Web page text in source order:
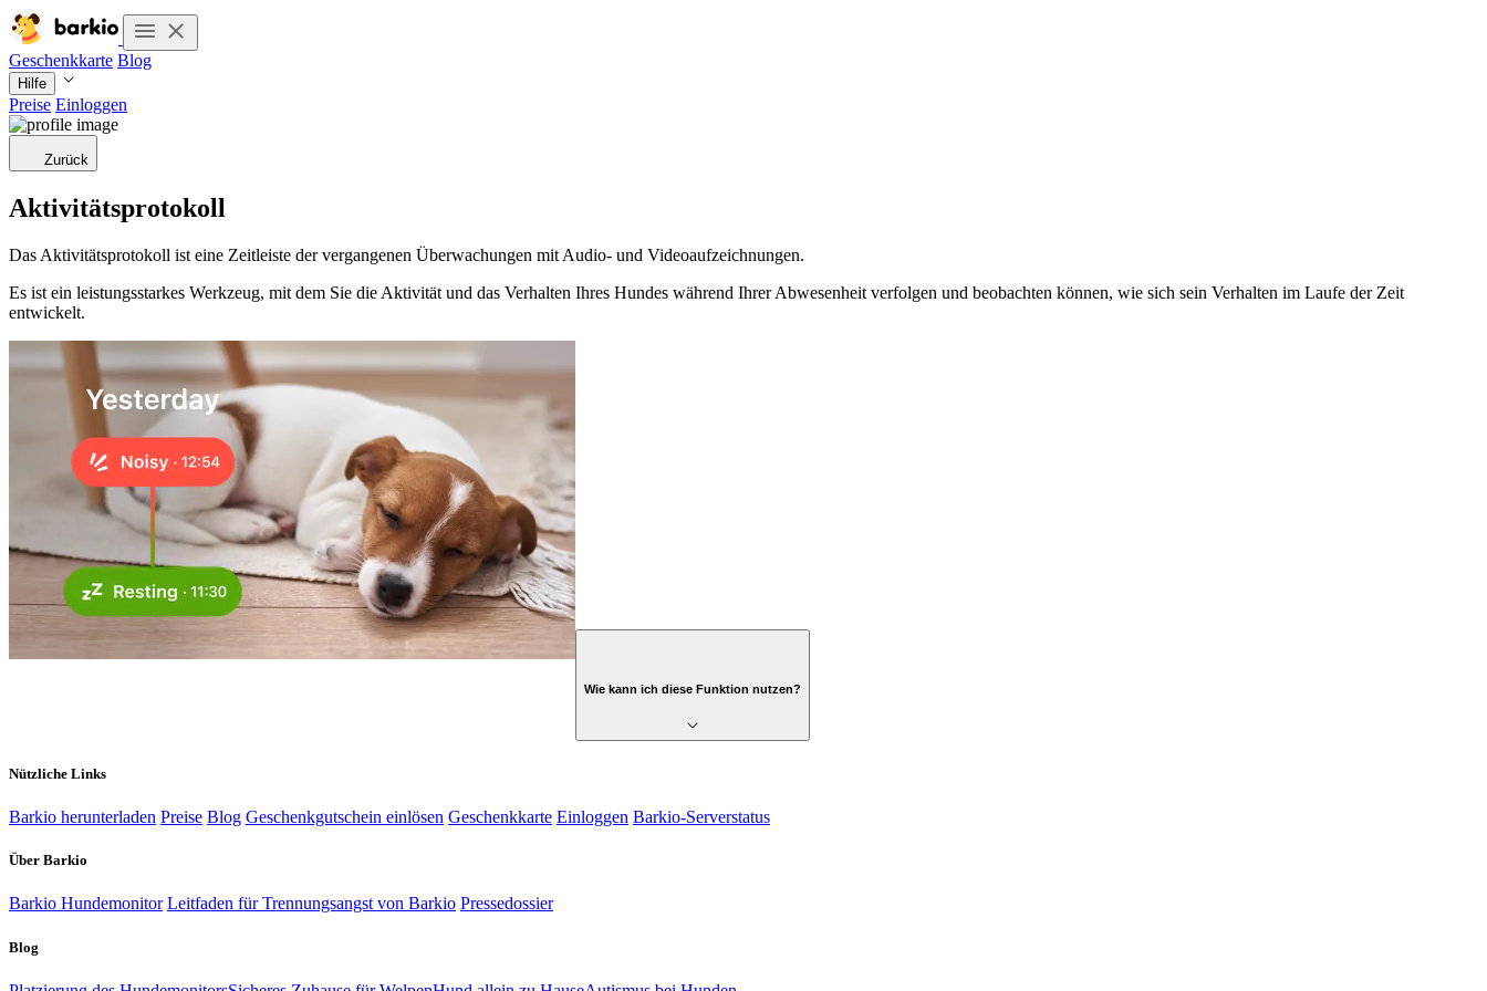
Geschenkkarte Blog
Hilfe
Preise Einloggen
Zurück
Aktivitätsprotokoll
Das Aktivitätsprotokoll ist eine Zeitleiste der vergangenen Überwachungen mit Audio- und Videoaufzeichnungen.
Es ist ein leistungsstarkes Werkzeug, mit dem Sie die Aktivität und das Verhalten Ihres Hundes während Ihrer Abwesenheit verfolgen und beobachten können, wie sich sein Verhalten im Laufe der Zeit
entwickelt.
Wie kann ich diese Funktion nutzen?
Nützliche Links
Barkio herunterladen Preise Blog Geschenkgutschein einlösen Geschenkkarte Einloggen Barkio-Serverstatus
Über Barkio
Barkio Hundemonitor Leitfaden für Trennungsangst von Barkio Pressedossier
Blog